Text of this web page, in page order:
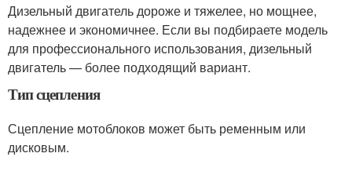
Дизельный двигатель дороже и тяжелее, но мощнее,
надежнее и экономичнее. Если вы подбираете модель
для профессионального использования, дизельный
двигатель — более подходящий вариант.
Тип сцепления
Сцепление мотоблоков может быть ременным или
дисковым.